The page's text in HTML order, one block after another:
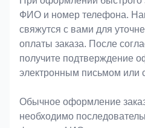
ФИО и номер телефона.
свяжутся с вами для
оплаты заказа. После
получите подтверждение
электронным письмом или
Обычное оформление
необходимо